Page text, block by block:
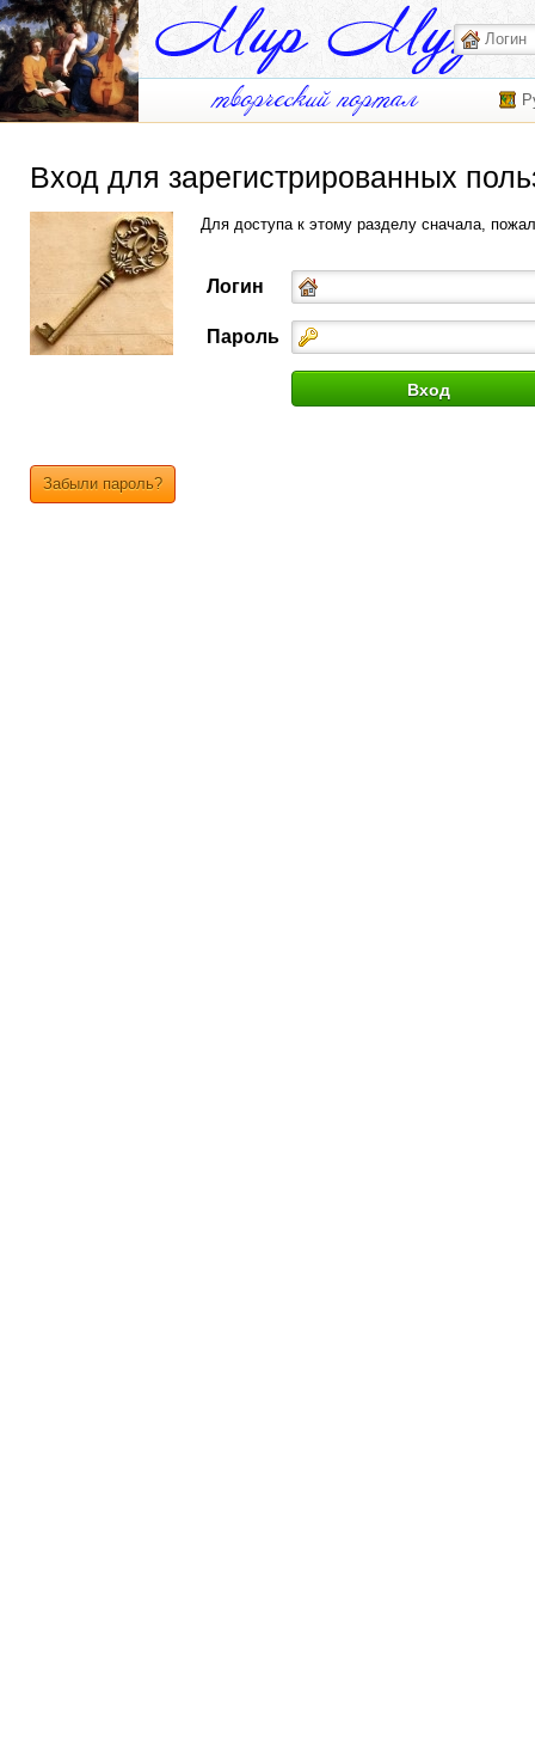
Вход для зарегистрированных
Для доступа к этому разделу сначала,
Логин
Пароль
Забыли пароль?